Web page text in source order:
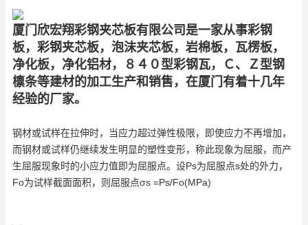
厦门欣宏翔彩钢夹芯板有限公司是一家从事彩钢
板，彩钢夹芯板，泡沫夹芯板，岩棉板，瓦楞板，
净化板，净化铝材，８４０型彩钢瓦，Ｃ、Ｚ型钢
檩条等建材的加工生产和销售，在厦门有着十几年
经验的厂家。
钢材或试样在拉伸时，当应力超过弹性极限，即使应力不再增加，
而钢材或试样仍继续发生明显的塑性变形，称此现象为屈服，而产
生屈服现象时的小应力值即为屈服点。设Ps为屈服点s处的外力，
Fo为试样截面面积，则屈服点σs =Ps/Fo(MPa)